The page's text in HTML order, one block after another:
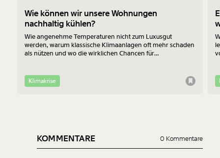
Wie können wir unsere Wohnungen
nachhaltig kühlen?
Wie angenehme Temperaturen nicht zum Luxusgut
werden, warum klassische Klimaanlagen oft mehr schaden
als nützen und wo die wirklichen Chancen für
Klimakrise
KOMMENTARE 0 Kommentare